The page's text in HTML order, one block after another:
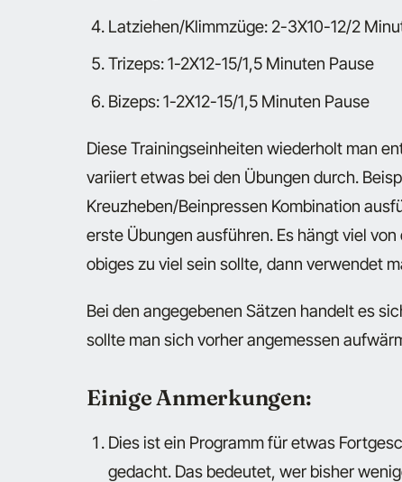
Latziehen/Klimmzüge: 2-3X10-12/2
Trizeps: 1-2X12-15/1,5 Minuten Pause
Bizeps: 1-2X12-15/1,5 Minuten Pause
Diese Trainingseinheiten wiederholt man
variiert etwas bei den Übungen durch.
Kreuzheben/Beinpressen Kombination
erste Übungen ausführen. Es hängt viel
obiges zu viel sein sollte, dann verwendet
Bei den angegebenen Sätzen handelt es
sollte man sich vorher angemessen
Einige Anmerkungen:
Dies ist ein Programm für etwas
gedacht. Das bedeutet, wer bisher